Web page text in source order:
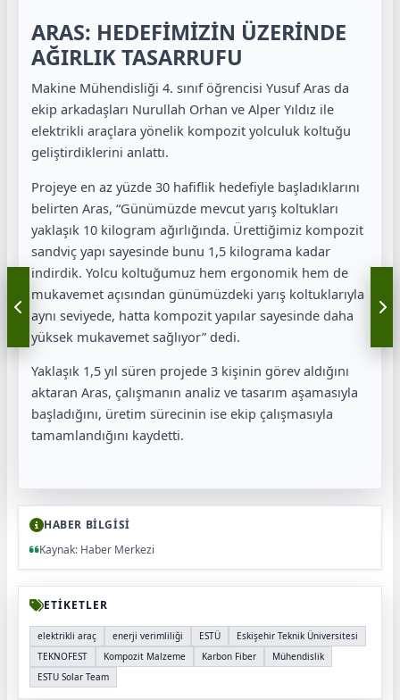
ARAS: HEDEFİMİZİN ÜZERİNDE
AĞIRLIK TASARRUFU
Makine Mühendisliği 4. sınıf öğrencisi Yusuf Aras da
ekip arkadaşları Nurullah Orhan ve Alper Yıldız ile
elektrikli araçlara yönelik kompozit yolculuk koltuğu
geliştirdiklerini anlattı.
Projeye en az yüzde 30 hafiflik hedefiyle başladıklarını
belirten Aras, “Günümüzde mevcut yarış koltukları
yaklaşık 10 kilogram ağırlığında. Ürettiğimiz kompozit
sandviç yapı sayesinde bunu 1,5 kilograma kadar
indirdik. Yolcu koltuğumuz hem ergonomik hem de
mukavemet açısından günümüzdeki yarış koltuklarıyla
aynı seviyede, hatta kompozit yapılar sayesinde daha
yüksek mukavemet sağlıyor” dedi.
Yaklaşık 1,5 yıl süren projede 3 kişinin görev aldığını
aktaran Aras, çalışmanın analiz ve tasarım aşamasıyla
başladığını, üretim sürecinin ise ekip çalışmasıyla
tamamlandığını kaydetti.
HABER BİLGİSİ
Kaynak: Haber Merkezi
ETİKETLER
elektrikli araç enerji verimliliği ESTÜ
Eskişehir Teknik Üniversitesi
TEKNOFEST
Kompozit Malzeme Karbon Fiber
Mühendislik
ESTU Solar Team